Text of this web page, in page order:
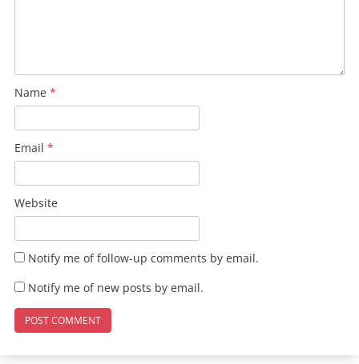
Name *
Email *
Website
Notify me of follow-up comments by email.
Notify me of new posts by email.